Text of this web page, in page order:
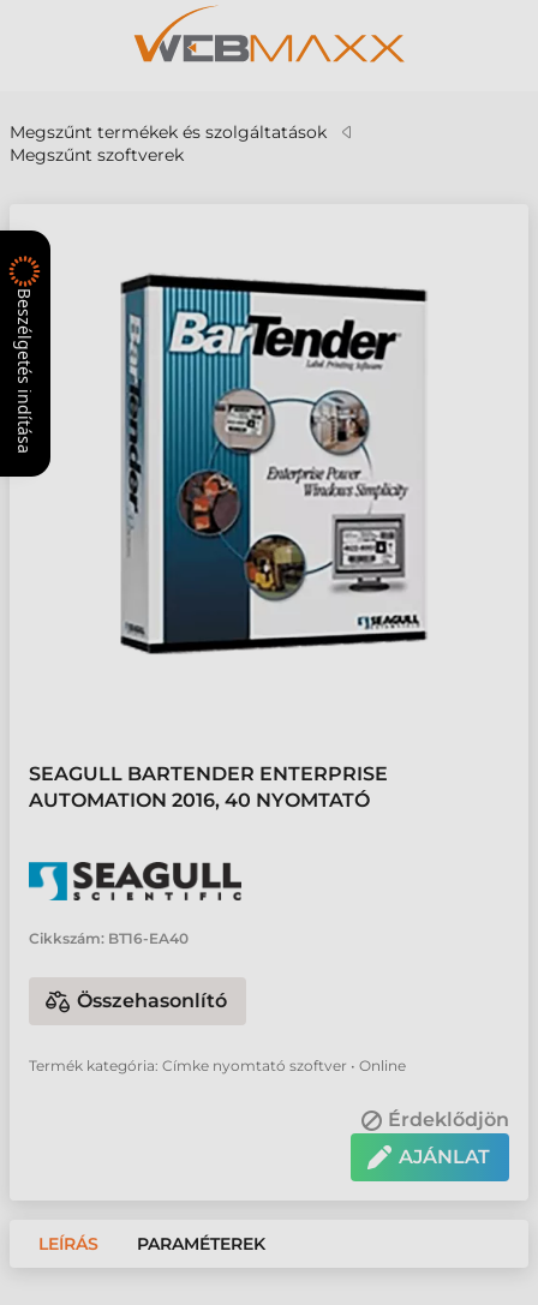
Megszűnt termékek és szolgáltatások
Megszűnt szoftverek
SEAGULL BARTENDER ENTERPRISE
AUTOMATION 2016, 40 NYOMTATÓ
Cikkszám: BT16-EA40
Összehasonlító
Termék kategória: Címke nyomtató szoftver • Online
Érdeklődjön
AJÁNLAT
LEÍRÁS PARAMÉTEREK
Beszélgetés indítása